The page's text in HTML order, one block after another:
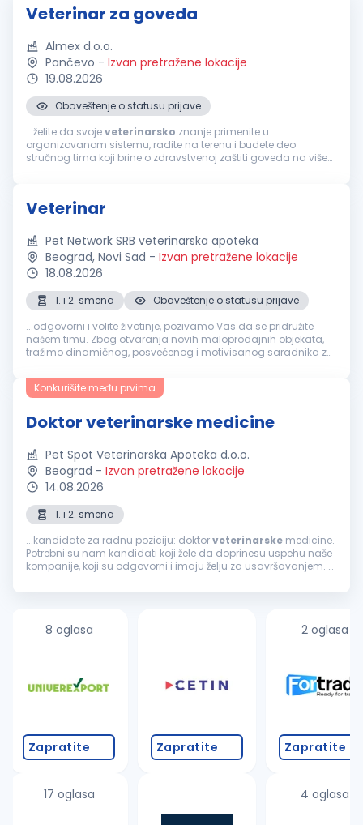
Veterinar za goveda
Almex d.o.o.
Pančevo - Izvan pretražene lokacije
19.08.2026
Obaveštenje o statusu prijave
...želite da svojeveterinarsko znanje primenite u
organizovanom sistemu, radite na terenu i budete deo
stručnog tima koji brine o zdravstvenoj zaštiti goveda na više
Veterinar
Pet Network SRB veterinarska apoteka
Beograd, Novi Sad - Izvan pretražene lokacije
18.08.2026
1. i 2. smena
Obaveštenje o statusu prijave
...odgovorni i volite životinje, pozivamo Vas da se pridružite
našem timu. Zbog otvaranja novih maloprodajnih objekata,
tražimo dinamičnog, posvećenog i motivisanog saradnika za
veterinarskojapoteci u sklopu...
Konkurišite među prvima
Doktor veterinarske medicine
Pet Spot Veterinarska Apoteka d.o.o.
Beograd - Izvan pretražene lokacije
14.08.2026
1. i 2. smena
...kandidate za radnu poziciju: doktorveterinarske medicine.
Potrebni su nam kandidati koji žele da doprinesu uspehu naše
kompanije, koji su odgovorni i imaju želju za usavršavanjem.
8 oglasa
Zapratite
17 oglasa
Zapratite
2 oglasa
Zapratite
4 oglasa